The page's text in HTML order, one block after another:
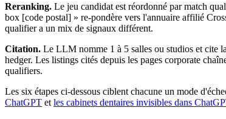
Reranking. Le jeu candidat est réordonné par match
box [code postal] » re-pondère vers l'annuaire affilié
qualifier a un mix de signaux différent.
Citation. Le LLM nomme 1 à 5 salles ou studios et cite
hedger. Les listings cités depuis les pages corporate
qualifiers.
Les six étapes ci-dessous ciblent chacune un mode
ChatGPT et les cabinets dentaires invisibles dans